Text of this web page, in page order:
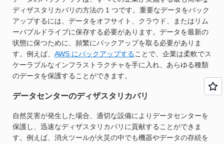
ディザスタリカバリの方法の 1 つです。重要なデータをバック
アップするには、データをオフサイト、クラウド、またはリム
ーバブルドライブに保存する必要があります。データを最新の
状態に保つために、頻繁にバックアップを取る必要がありま
す。例えば、 AWS にバックアップすることで、企業は柔軟でス
ケーラブルなインフラストラクチャを手に入れ、あらゆる種類
のデータを保護することができます。
データセンターのディザスタリカバリ
自然災害が発生した場合、適切な設備によりデータセンターを
保護し、迅速なディザスタリカバリに貢献することができま
す。例えば、消火ツールが火災の中でも機器やデータの存続を